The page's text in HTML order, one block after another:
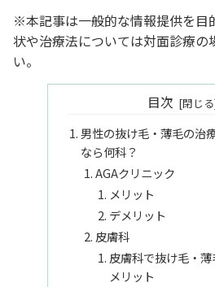
※本記事は一般的な情報提供を目
状や治療法については対面診療の
い。
目次
男性の抜け毛・薄毛の治
なら何科？
AGAクリニック
メリット
デメリット
皮膚科
皮膚科で抜け毛・
メリット